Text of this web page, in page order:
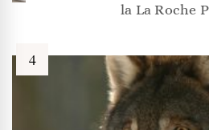
la La Roche